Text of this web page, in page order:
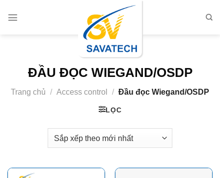
đến
ĐẦU ĐỌC WIEGAND/OSDP
Trang chủ / Access control / Đầu đọc Wiegand/OSDP
LỌC